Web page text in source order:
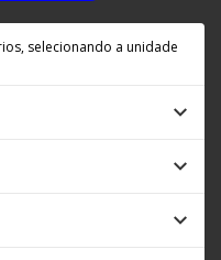
selecionando a unidade